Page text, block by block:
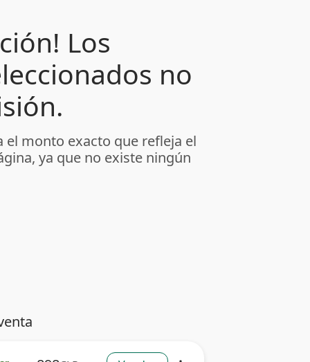
Los
no
el monto exacto que refleja el
ya que no existe ningún